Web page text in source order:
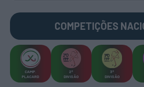
COMPETIÇÕES
CAMP
PLACARD
2ª
DIVISÃO
3ª
DIVISÃO